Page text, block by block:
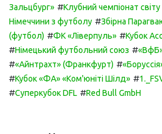
Зальцбург» #Клубний чемпіонат
Німеччини з футболу #Збірна
(футбол) #ФК «Ліверпуль» #Кубок
#Німецький футбольний союз #
#«Айнтрахт» (Франкфурт) #
#Кубок «ФА» «Ком'юніті Шілд» #
#Суперкубок DFL #Red Bull GmbH